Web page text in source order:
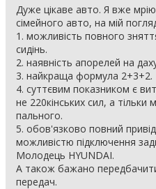
Дуже цікаве авто. Я вже
сімейного авто, на мій
1. можливість повного
сидінь.
2. наявність апорелей на
3. найкраща формула 2+3+2.
4. суттєвим показником є
не 220кінських сил, а
пального.
5. обов'язково повний
можливістю підключення
Молодець HYUNDAI.
А також бажано
передач.